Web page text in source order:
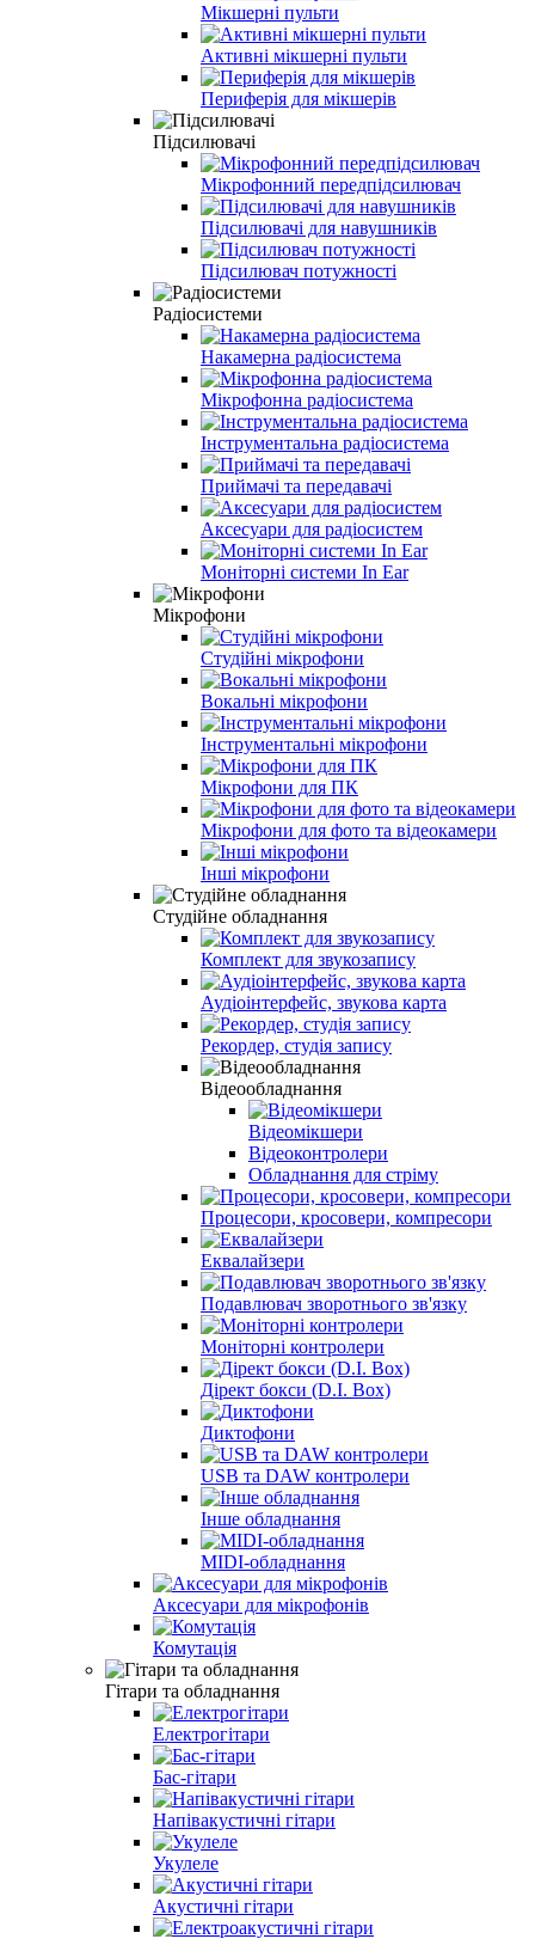
Мікшерні пульти
Активні мікшерні пульти
Периферія для мікшерів
Підсилювачі
Мікрофонний передпідсилювач
Підсилювачі для навушників
Підсилювач потужності
Радіосистеми
Накамерна радіосистема
Мікрофонна радіосистема
Інструментальна радіосистема
Приймачі та передавачі
Аксесуари для радіосистем
Моніторні системи In Ear
Мікрофони
Студійні мікрофони
Вокальні мікрофони
Інструментальні мікрофони
Мікрофони для ПК
Мікрофони для фото та відеокамери
Інші мікрофони
Студійне обладнання
Комплект для звукозапису
Аудіоінтерфейс, звукова карта
Рекордер, студія запису
Відеообладнання
Відеомікшери
Відеоконтролери
Обладнання для стріму
Процесори, кросовери, компресори
Еквалайзери
Подавлювач зворотнього зв'язку
Моніторні контролери
Дірект бокси (D.I. Box)
Диктофони
USB та DAW контролери
Інше обладнання
MIDI-обладнання
Аксeсуари для мікрофонів
Комутація
Гітари та обладнання
Електрогітари
Бас-гітари
Напівакустичні гітари
Укулеле
Акустичні гітари